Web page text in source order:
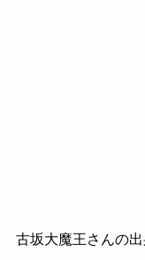
古坂大魔王さんの